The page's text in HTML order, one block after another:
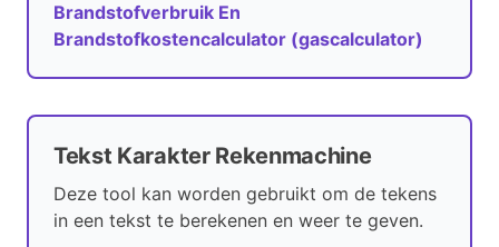
Brandstofverbruik En
Brandstofkostencalculator (gascalculator)
Tekst Karakter Rekenmachine
Deze tool kan worden gebruikt om de tekens
in een tekst te berekenen en weer te geven.